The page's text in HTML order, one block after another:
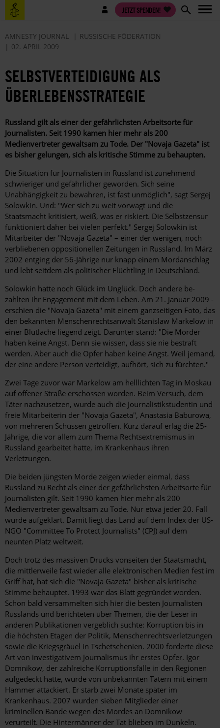
Direkt
zum
Benutzermenü JETZT SPENDEN!
AMNESTY JOURNAL
RUSSISCHE FÖDERATION
02. APRIL 2009
SELBSTVERTEIDIGUNG ALS
ÜBERLEBENSSTRATEGIE
Russland gilt als einer der gefährlichsten Arbeitsorte für
Journalisten. Seit 1990 kamen hier mehr als 200
Medienvertreter gewaltsam zu Tode. Der "Novaja Gazeta" ist
es bisher gelungen, sich als kritische Stimme zu behaupten.
Die Situation für Journalisten in Russland ist zunehmend
schwieriger und gefährlicher geworden. Sich seine
Unabhängigkeit zu bewahren, ist fast unmöglich", sagt Sergej
Solowkin. Und: "Wer sich zu weit vorwagt und die
Staatsmacht kritisiert, weiß, was er riskiert. Die Selbstzensur
funktioniert daher bei vielen perfekt." Sergej Solowkin ist
Mitarbeiter der "Novaja Gazeta" – einer der wenigen, noch
verbliebenen oppositionellen Zeitungen in Russland. Im März
2002 entging der 56-Jährige nur knapp einem Mordanschlag
und lebt seitdem als politischer Flüchtling in Deutschland.
Solowkin hatte noch Glück im Unglück. Doch andere be-
zahlten ihr Engagement mit dem Leben. Am 21. Januar 2009 ­
erschien die "Novaja Gazeta" mit einem ganzseitigen Foto, das
den bekannten Menschenrechtsanwalt Stanislaw Markelow in
einer Blutlache liegend zeigt. Darunter stand: "Die Mörder
haben keine Angst. Denn sie wissen, dass sie nie bestraft
werden. Aber auch die Opfer haben keine Angst. Weil jemand,
der eine andere Person verteidigt, aufhört, sich zu fürchten."
Zwei Tage zuvor war Markelow am helllichten Tag in Moskau
auf offener Straße erschossen worden. Beim Versuch, dem
Täter nachzusetzen, wurde auch die Journalistikstudentin und
freie Mitarbeiterin der "Novaja Gazeta", Anastasia Baburowa,
von mehreren Schüssen getroffen. Kurz darauf erlag die 25-
Jährige, die vor allem zum Thema Rechtsextremismus in
Russland ge­arbeitet hatte, im Krankenhaus ihren
Verletzungen.
Die beiden jüngsten Morde zeigen wieder einmal, dass
Russland zu Recht als einer der gefährlichsten Arbeitsorte für
Journalisten gilt. Seit 1990 kamen hier mehr als 200
Medienvertreter gewaltsam zu Tode. Nur etwa jeder 20. Fall
wurde aufgeklärt. Damit liegt das Land auf dem Index der US-
NGO "Committee To Protect Journalists" (CPJ) auf dem
neunten Platz weltweit.
Doch trotz des massiven Drucks vonseiten der Staatsmacht,
die mittlerweile fast wieder alle elektronischen Medien fest im
Griff hat, hat sich die "Novaja Gazeta" bisher als kritische
Stimme behauptet. 1993 war das Blatt gegründet worden.
Schon bald versammelten sich hier die besten Journalisten
Russlands und berichteten über Themen, die der Leser in
anderen Publikationen vergeblich suchte: Korruption bis in
die höchsten Etagen der Politik, Menschenrechtsverletzungen
sowie die Kriegsgräuel in Tschetschenien. 2000 forderte diese
Art von investigativem Journalismus ihr erstes Opfer. Igor
Domnikow, der zahlreiche Korruptionsfälle in den Regionen
aufgedeckt hatte, wurde von unbekannten Tätern mit einem
Hammer attackiert. Er starb zwei Monate später im
Krankenhaus. 2007 wurden sieben Mitglieder einer
kriminellen Bande wegen des Mordes an Domnikow
verurteilt. Die Hintermänner der Tat blieben im Dunkeln.